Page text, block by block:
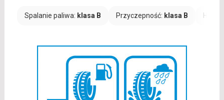
Spalanie paliwa: klasa B Przyczepność: klasa B Hałas: